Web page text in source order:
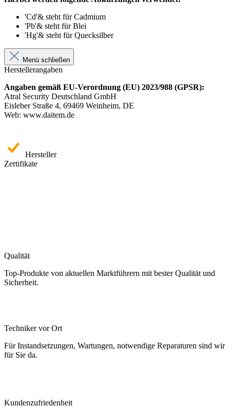
'Cd'& steht für Cadmium
'Pb'& steht für Blei
'Hg'& steht für Quecksilber
Menü schließen
Herstellerangaben
Angaben gemäß EU-Verordnung (EU) 2023/988 (GPSR):
Atral Security Deutschland GmbH
Eisleber Straße 4, 69469 Weinheim, DE
Web: www.daitem.de
Hersteller
Zertifikate
Qualität
Top-Produkte von aktuellen Marktführern mit bester Qualität und
Sicherheit.
Techniker vor Ort
Für Instandsetzungen, Wartungen, notwendige Reparaturen sind wir
für Sie da.
Kundenzufriedenheit